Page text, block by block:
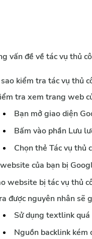
vấn đề về tác vụ thủ
kiểm tra tác vụ thủ
tra xem trang web
Bạn mở giao diện
Bấm vào phần Lưu
Chọn thẻ Tác vụ thủ
của bạn bị
website bị tác vụ thủ
được nguyên nhân sẽ
Sử dụng textlink
Nguồn backlink kém